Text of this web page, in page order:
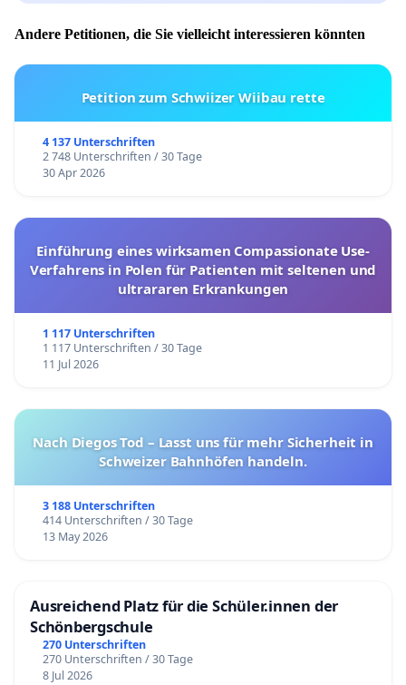
Andere Petitionen, die Sie vielleicht interessieren könnten
Petition zum Schwiizer Wiibau rette
4 137 Unterschriften
2 748 Unterschriften / 30 Tage
30 Apr 2026
Einführung eines wirksamen Compassionate Use-
Verfahrens in Polen für Patienten mit seltenen und
ultrararen Erkrankungen
1 117 Unterschriften
1 117 Unterschriften / 30 Tage
11 Jul 2026
Nach Diegos Tod – Lasst uns für mehr Sicherheit in
Schweizer Bahnhöfen handeln.
3 188 Unterschriften
414 Unterschriften / 30 Tage
13 May 2026
Ausreichend Platz für die Schüler.innen der
Schönbergschule
270 Unterschriften
270 Unterschriften / 30 Tage
8 Jul 2026